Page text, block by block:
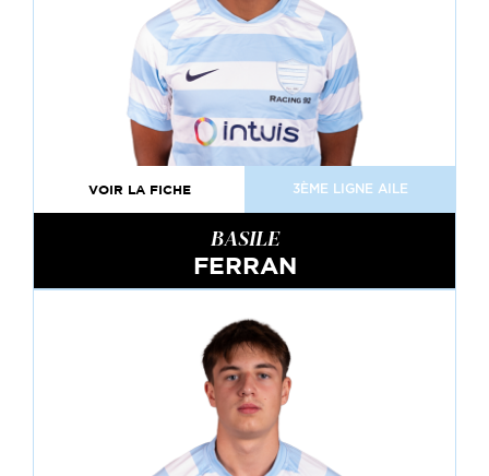
VOIR LA FICHE 3ÈME LIGNE AILE
BASILE
FERRAN